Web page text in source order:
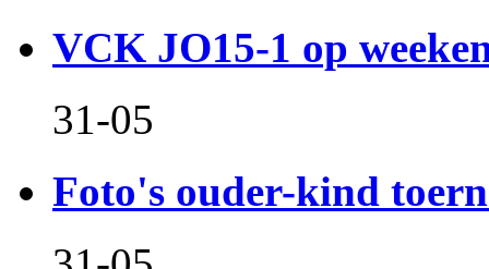
VCK JO15-1 op
31-05
Foto's ouder-kind